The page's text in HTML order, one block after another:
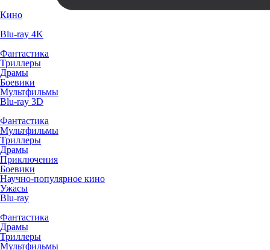
Кино
Blu-ray 4K
Фантастика
Триллеры
Драмы
Боевики
Мультфильмы
Blu-ray 3D
Фантастика
Мультфильмы
Триллеры
Драмы
Приключения
Боевики
Научно-популярное кино
Ужасы
Blu-ray
Фантастика
Драмы
Триллеры
Мультфильмы